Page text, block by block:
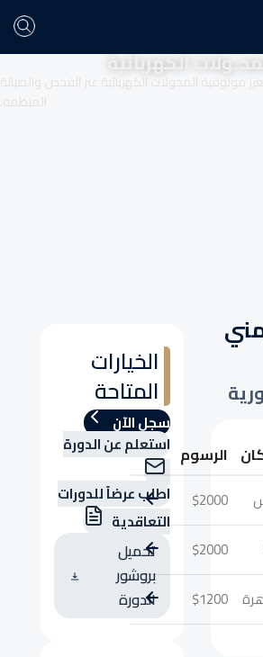
الكهربائية
موثوقية المحولات الكهربائية عبر الفحص والصيانة
المنظمة.
الخيارات
المتاحة
سجل الآن
استعلم عن الدورة
اطلب عرضاً للدورات
التعاقدية
تحميل
بروشور
الدورة
الرسوم
$2000
$2000
$1200